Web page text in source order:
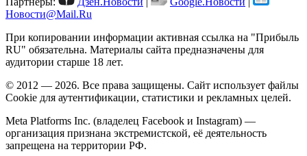
Новости@Mail.Ru
При копировании информации активная ссылка на "Прибыль
RU" обязательна. Материалы сайта предназначены для
аудитории старше 18 лет.
© 2012 — 2026. Все права защищены. Сайт использует файлы
Cookie для аутентификации, статистики и рекламных целей.
Meta Platforms Inc. (владелец Facebook и Instagram) —
организация признана экстремистской, её деятельность
запрещена на территории РФ.